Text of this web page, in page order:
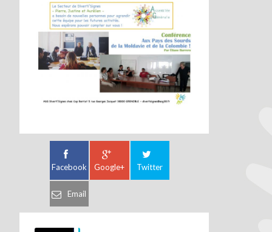
Facebook Google+ Twitter
Email